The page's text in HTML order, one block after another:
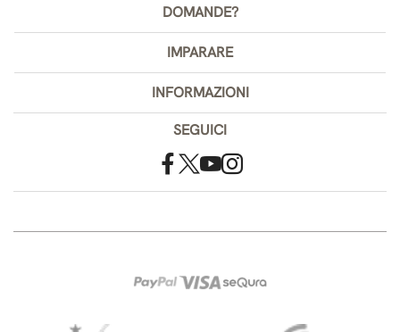
DOMANDE?
IMPARARE
INFORMAZIONI
SEGUICI